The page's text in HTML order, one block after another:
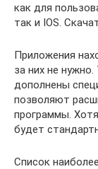
как для
так и IOS.
Приложения
за них не
дополнены
позволяют
программы.
будет
Список